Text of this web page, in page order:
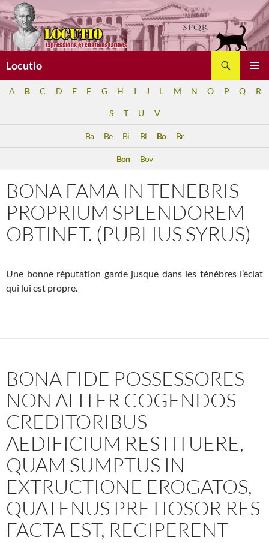
Aller
au
contenu
Locutio
A B C D E F G H I J L M N O P Q R
S T U V
Ba Be Bi Bl Bo Br
Bon Bov
BONA FAMA IN TENEBRIS
PROPRIUM SPLENDOREM
OBTINET. (PUBLIUS SYRUS)
Une bonne réputation garde jusque dans les ténèbres l’éclat
qui lui est propre.
BONA FIDE POSSESSORES
NON ALITER COGENDOS
CREDITORIBUS
AEDIFICIUM RESTITUERE,
QUAM SUMPTUS IN
EXTRUCTIONE EROGATOS,
QUATENUS PRETIOSOR RES
FACTA EST, RECIPERENT